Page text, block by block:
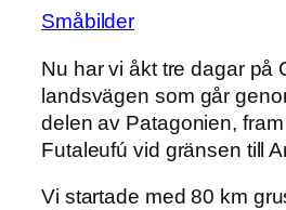
Småbilder
Nu har vi åkt tre dagar på
landsvägen som går
delen av Patagonien,
Futaleufú vid gränsen till
Vi startade med 80 km